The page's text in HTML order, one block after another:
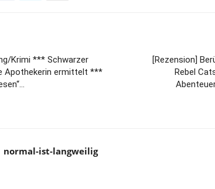
Krimi *** Schwarzer
Apothekerin ermittelt ***
[Rezension]
Rebel
normal-ist-langweilig